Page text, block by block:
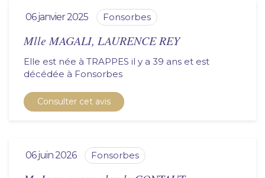
06 janvier 2025 fonsorbes
Mlle MAGALI, LAURENCE REY
Elle est née à TRAPPES il y a 39 ans et est
décédée à
fonsorbes
Consulter cet avis
06 juin 2026 fonsorbes